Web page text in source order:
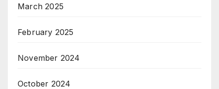
March 2025
February 2025
November 2024
October 2024